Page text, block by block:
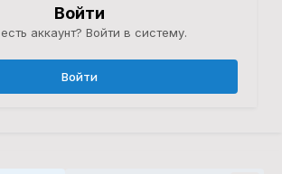
Войти
аккаунт? Войти в систему.
Войти